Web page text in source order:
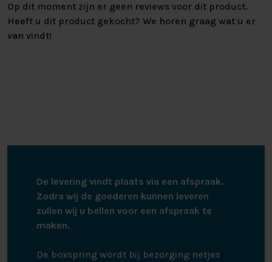
Op dit moment zijn er geen reviews voor dit product.
Heeft u dit product gekocht? We horen graag wat u er
van vindt!
De levering vindt plaats via een afspraak.
Zodra wij de goederen kunnen leveren
zullen wij u bellen voor een afspraak te
maken.
De boxspring wordt bij bezorging netjes